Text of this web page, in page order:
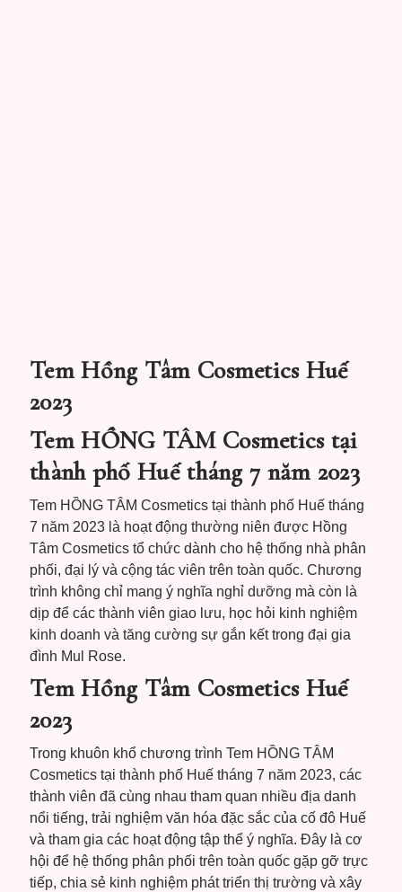
Tem Hồng Tâm Cosmetics Huế
2023
Tem HỒNG TÂM Cosmetics tại
thành phố Huế tháng 7 năm 2023
Tem HỒNG TÂM Cosmetics tại thành phố Huế tháng
7 năm 2023 là hoạt động thường niên được Hồng
Tâm Cosmetics tổ chức dành cho hệ thống nhà phân
phối, đại lý và cộng tác viên trên toàn quốc. Chương
trình không chỉ mang ý nghĩa nghỉ dưỡng mà còn là
dịp để các thành viên giao lưu, học hỏi kinh nghiệm
kinh doanh và tăng cường sự gắn kết trong đại gia
đình Mul Rose.
Tem Hồng Tâm Cosmetics Huế
2023
Trong khuôn khổ chương trình Tem HỒNG TÂM
Cosmetics tại thành phố Huế tháng 7 năm 2023, các
thành viên đã cùng nhau tham quan nhiều địa danh
nổi tiếng, trải nghiệm văn hóa đặc sắc của cố đô Huế
và tham gia các hoạt động tập thể ý nghĩa. Đây là cơ
hội để hệ thống phân phối trên toàn quốc gặp gỡ trực
tiếp, chia sẻ kinh nghiệm phát triển thị trường và xây